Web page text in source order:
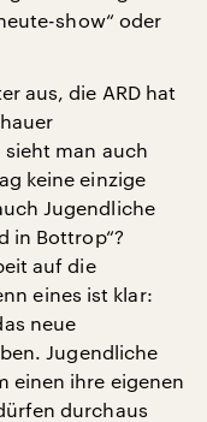
show“ oder
aus, die ARD hat
man auch
keine einzige
Jugendliche
in Bottrop“?
auf die
eines ist klar:
neue
Jugendliche
einen ihre eigenen
durchaus